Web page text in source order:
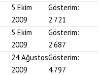
5 Ekim
2009
Gösterim:
2.721
5 Ekim
2009
Gösterim:
2.687
24 Ağustos
2009
Gösterim:
4.797